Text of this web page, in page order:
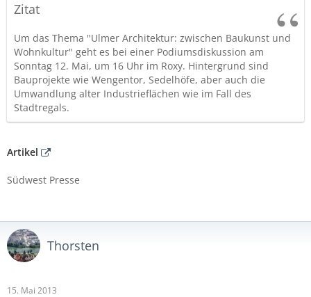
Zitat
Um das Thema "Ulmer Architektur: zwischen Baukunst und
Wohnkultur" geht es bei einer Podiumsdiskussion am
Sonntag 12. Mai, um 16 Uhr im Roxy. Hintergrund sind
Bauprojekte wie Wengentor, Sedelhöfe, aber auch die
Umwandlung alter Industrieflächen wie im Fall des
Stadtregals.
Artikel
Südwest Presse
Thorsten
15. Mai 2013